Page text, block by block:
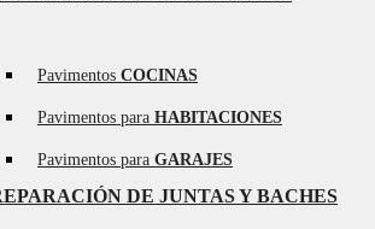
Pavimentos COCINAS
Pavimentos para HABITACIONES
Pavimentos para GARAJES
DE JUNTAS Y BACHES